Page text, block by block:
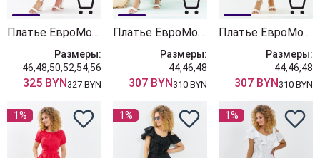
Платье ЕвроМода 722 красный
Размеры:
46,48,50,52,54,56
325 BYN327 BYN
Платье ЕвроМода 721 мята
Размеры:
44,46,48
307 BYN310 BYN
Платье ЕвроМода 721 жёлтый
Размеры:
44,46,48
307 BYN310 BYN
1% 1% 1%